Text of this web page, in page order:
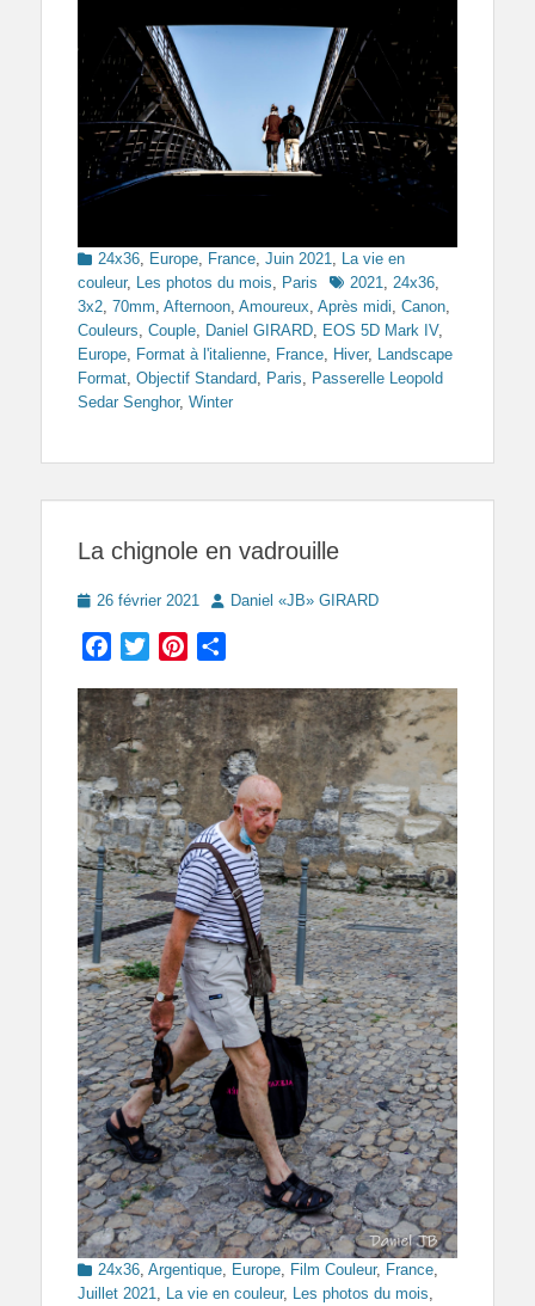
Categories
24x36, Europe, France, Juin 2021, La vie en
couleur, Les photos du mois, Paris Tags2021, 24x36,
3x2, 70mm, Afternoon, Amoureux, Après midi, Canon,
Couleurs, Couple, Daniel GIRARD, EOS 5D Mark IV,
Europe, Format à l'italienne, France, Hiver, Landscape
Format, Objectif Standard, Paris, Passerelle Leopold
Sedar Senghor, Winter
La chignole en vadrouille
Posted
26 février 2021 AuthorDaniel «JB» GIRARD
Facebook
TwitterPinterest
Categories
24x36, Argentique, Europe, Film Couleur, France,
Juillet 2021, La vie en couleur, Les photos du mois,